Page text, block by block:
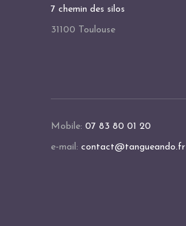
7 chemin des silos
31100 Toulouse
Mobile: 07 83 80 01 20
e-mail: contact@tangueando.fr